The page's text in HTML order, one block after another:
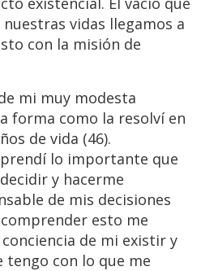
vidas llegamos a
con la misión de
mi muy modesta
forma como la resolví en
de vida (46).
lo importante que
y hacerme
de mis decisiones
esto me
de mi existir y
tengo con lo que me